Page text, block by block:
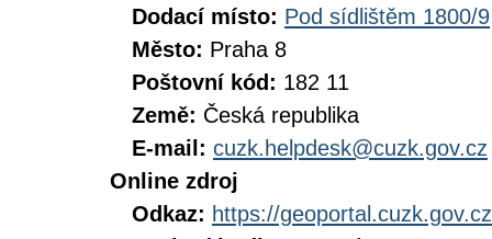
Dodací místo: Pod sídlištěm 1800/9
Město: Praha 8
Poštovní kód: 182 11
Země: Česká republika
E-mail: cuzk.helpdesk@cuzk.gov.cz
Online zdroj
Odkaz: https://geoportal.cuzk.gov.cz